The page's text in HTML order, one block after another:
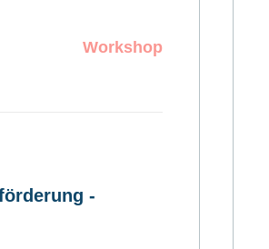
Workshop
-